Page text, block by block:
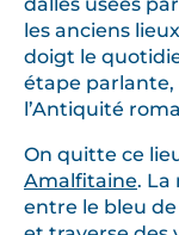
les anciens
doigt le
étape
l’Antiquité
On quitte ce
Amalfitaine. La
entre le bleu